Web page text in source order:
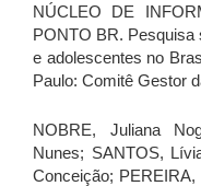
NÚCLEO DE
PONTO BR. Pesquisa
e adolescentes no
Paulo: Comitê Gestor
NOBRE, Juliana
Nunes; SANTOS,
Conceição;